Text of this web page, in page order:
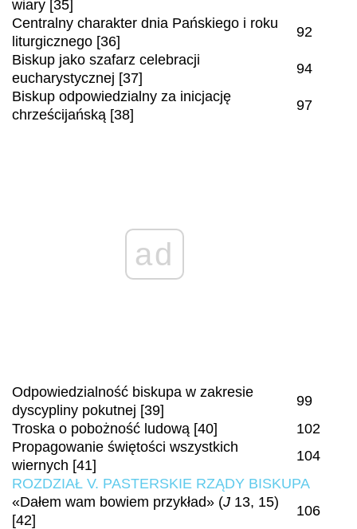
wiary [35]
Centralny charakter dnia Pańskiego i roku
liturgicznego [36]
92
Biskup jako szafarz celebracji
eucharystycznej [37]
94
Biskup odpowiedzialny za inicjację
chrześcijańską [38]
97
ad
Odpowiedzialność biskupa w zakresie
dyscypliny pokutnej [39]
99
Troska o pobożność ludową [40]
102
Propagowanie świętości wszystkich
wiernych [41]
104
ROZDZIAŁ V. PASTERSKIE RZĄDY BISKUPA
«Dałem wam bowiem przykład» (J 13, 15)
[42]
106